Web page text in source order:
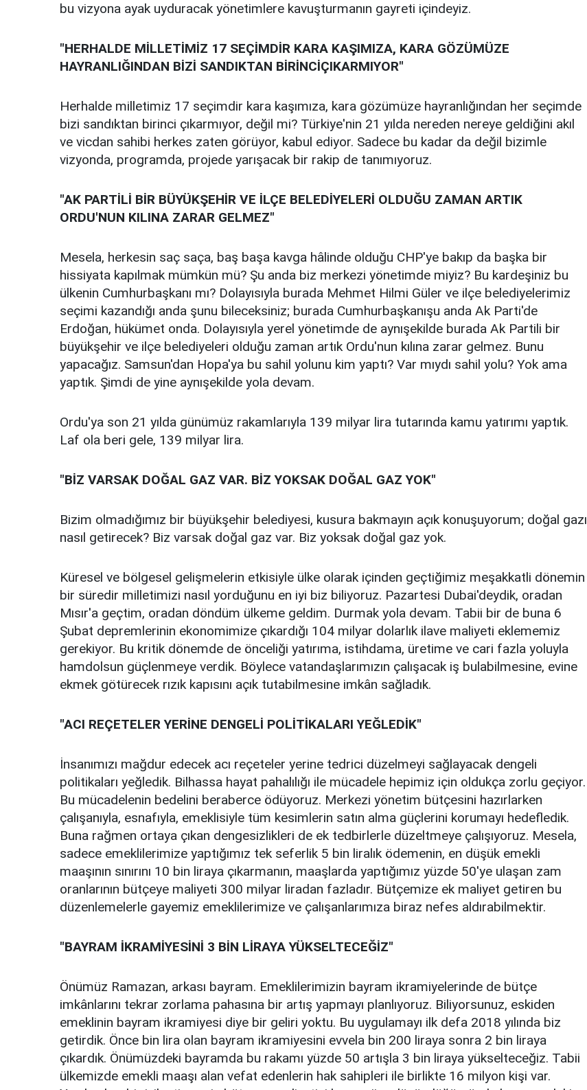
bu vizyona ayak uyduracak yönetimlere kavuşturmanın gayreti içindeyiz.
"HERHALDE MİLLETİMİZ 17 SEÇİMDİR KARA KAŞIMIZA, KARA GÖZÜMÜZE
HAYRANLIĞINDAN BİZİ SANDIKTAN BİRİNCİÇIKARMIYOR"
Herhalde milletimiz 17 seçimdir kara kaşımıza, kara gözümüze hayranlığından her seçimde
bizi sandıktan birinci çıkarmıyor, değil mi? Türkiye'nin 21 yılda nereden nereye geldiğini akıl
ve vicdan sahibi herkes zaten görüyor, kabul ediyor. Sadece bu kadar da değil bizimle
vizyonda, programda, projede yarışacak bir rakip de tanımıyoruz.
"AK PARTİLİ BİR BÜYÜKŞEHİR VE İLÇE BELEDİYELERİ OLDUĞU ZAMAN ARTIK
ORDU'NUN KILINA ZARAR GELMEZ"
Mesela, herkesin saç saça, baş başa kavga hâlinde olduğu CHP'ye bakıp da başka bir
hissiyata kapılmak mümkün mü? Şu anda biz merkezi yönetimde miyiz? Bu kardeşiniz bu
ülkenin Cumhurbaşkanı mı? Dolayısıyla burada Mehmet Hilmi Güler ve ilçe belediyelerimiz
seçimi kazandığı anda şunu bileceksiniz; burada Cumhurbaşkanışu anda Ak Parti'de
Erdoğan, hükümet onda. Dolayısıyla yerel yönetimde de aynışekilde burada Ak Partili bir
büyükşehir ve ilçe belediyeleri olduğu zaman artık Ordu'nun kılına zarar gelmez. Bunu
yapacağız. Samsun'dan Hopa'ya bu sahil yolunu kim yaptı? Var mıydı sahil yolu? Yok ama
yaptık. Şimdi de yine aynışekilde yola devam.
Ordu'ya son 21 yılda günümüz rakamlarıyla 139 milyar lira tutarında kamu yatırımı yaptık.
Laf ola beri gele, 139 milyar lira.
"BİZ VARSAK DOĞAL GAZ VAR. BİZ YOKSAK DOĞAL GAZ YOK"
Bizim olmadığımız bir büyükşehir belediyesi, kusura bakmayın açık konuşuyorum; doğal gazı
nasıl getirecek? Biz varsak doğal gaz var. Biz yoksak doğal gaz yok.
Küresel ve bölgesel gelişmelerin etkisiyle ülke olarak içinden geçtiğimiz meşakkatli dönemin
bir süredir milletimizi nasıl yorduğunu en iyi biz biliyoruz. Pazartesi Dubai'deydik, oradan
Mısır'a geçtim, oradan döndüm ülkeme geldim. Durmak yola devam. Tabii bir de buna 6
Şubat depremlerinin ekonomimize çıkardığı 104 milyar dolarlık ilave maliyeti eklememiz
gerekiyor. Bu kritik dönemde de önceliği yatırıma, istihdama, üretime ve cari fazla yoluyla
hamdolsun güçlenmeye verdik. Böylece vatandaşlarımızın çalışacak iş bulabilmesine, evine
ekmek götürecek rızık kapısını açık tutabilmesine imkân sağladık.
"ACI REÇETELER YERİNE DENGELİ POLİTİKALARI YEĞLEDİK"
İnsanımızı mağdur edecek acı reçeteler yerine tedrici düzelmeyi sağlayacak dengeli
politikaları yeğledik. Bilhassa hayat pahalılığı ile mücadele hepimiz için oldukça zorlu geçiyor.
Bu mücadelenin bedelini beraberce ödüyoruz. Merkezi yönetim bütçesini hazırlarken
çalışanıyla, esnafıyla, emeklisiyle tüm kesimlerin satın alma güçlerini korumayı hedefledik.
Buna rağmen ortaya çıkan dengesizlikleri de ek tedbirlerle düzeltmeye çalışıyoruz. Mesela,
sadece emeklilerimize yaptığımız tek seferlik 5 bin liralık ödemenin, en düşük emekli
maaşının sınırını 10 bin liraya çıkarmanın, maaşlarda yaptığımız yüzde 50'ye ulaşan zam
oranlarının bütçeye maliyeti 300 milyar liradan fazladır. Bütçemize ek maliyet getiren bu
düzenlemelerle gayemiz emeklilerimize ve çalışanlarımıza biraz nefes aldırabilmektir.
"BAYRAM İKRAMİYESİNİ 3 BİN LİRAYA YÜKSELTECEĞİZ"
Önümüz Ramazan, arkası bayram. Emeklilerimizin bayram ikramiyelerinde de bütçe
imkânlarını tekrar zorlama pahasına bir artış yapmayı planlıyoruz. Biliyorsunuz, eskiden
emeklinin bayram ikramiyesi diye bir geliri yoktu. Bu uygulamayı ilk defa 2018 yılında biz
getirdik. Önce bin lira olan bayram ikramiyesini evvela bin 200 liraya sonra 2 bin liraya
çıkardık. Önümüzdeki bayramda bu rakamı yüzde 50 artışla 3 bin liraya yükselteceğiz. Tabii
ülkemizde emekli maaşı alan vefat edenlerin hak sahipleri ile birlikte 16 milyon kişi var.